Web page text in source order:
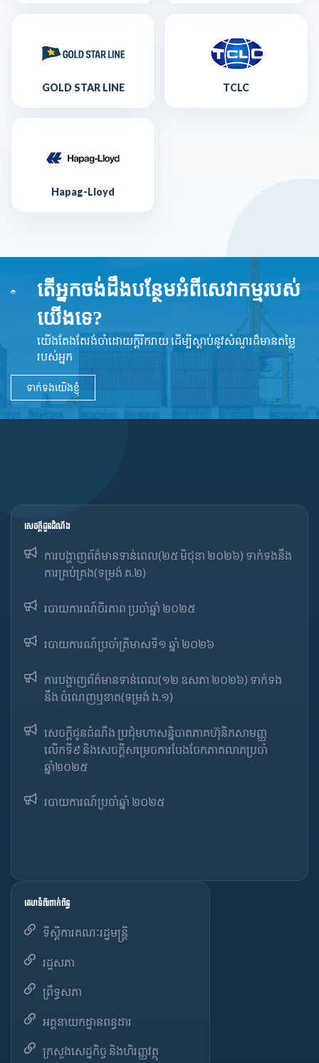
GOLD STAR LINE TCLC
Hapag-Lloyd
តើអ្នកចង់ដឹងបន្ថែមអំពីសេវាកម្មរបស់
យើងទេ?
យើងតែងតែរង់ចាំដោយក្ដីរីករាយ ដើម្បីស្តាប់នូវ​សំណួរដ៏​មានតម្លៃ
របស់អ្នក
ទាក់ទងយើងខ្ញុំ
សេចក្ដីជូនដំណឹង
ការបង្ហាញព័ត៌មានទាន់ពេល(២៥ មិថុនា ២០២៦) ទាក់ទងនឹង
ការគ្រប់គ្រង(ទម្រង់ គ.២)
របាយការណ៍ចីរភាព ប្រចាំឆ្នាំ ២០២៥
របាយការណ៍​​ប្រចាំ​ត្រីមាសទី១ ឆ្នាំ ២០២៦
ការបង្ហាញព័ត៌មានទាន់ពេល(១២ ឧសភា ២០២៦) ទាក់ទង
នឹង ចំណេញឬខាត(ទម្រង់ ង.១)
សេចក្តីជូនដំណឹង ប្រជុំមហាសន្និបាតភាគហ៊ុនិកសាមញ្ញ
លើកទី៩ និងសេចក្តីសម្រេចការបែងចែកភាគលាភប្រចាំ
ឆ្នាំ២០២៥​
របាយការណ៍​​ប្រចាំ​ឆ្នាំ ២០២៥
គេហទំព័រពាក់ព័ន្ធ
ទីស្តីការគណៈរដ្ឋមន្ត្រី
រដ្ឋសភា
ព្រឹទ្ធសភា
អគ្គនាយកដ្ឋានពន្ធដារ
ក្រសួងសេដ្ឋកិច្ច និងហិរញ្ញវត្ថុ